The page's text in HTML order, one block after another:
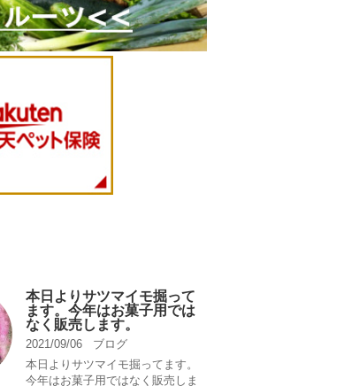
本日よりサツマイモ掘って
ます。今年はお菓子用では
なく販売します。
2021/09/06
ブログ
本日よりサツマイモ掘ってます。
今年はお菓子用ではなく販売しま